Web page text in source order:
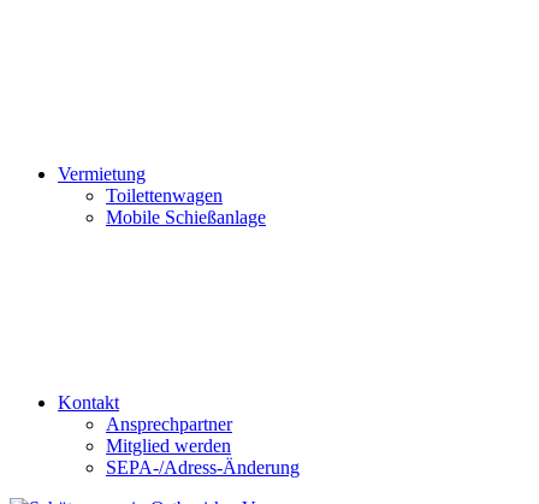
Vermietung
Toilettenwagen
Mobile Schießanlage
Kontakt
Ansprechpartner
Mitglied werden
SEPA-/Adress-Änderung